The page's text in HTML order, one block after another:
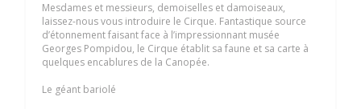
Mesdames et messieurs, demoiselles et damoiseaux,
laissez-nous vous introduire le Cirque. Fantastique source
d’étonnement faisant face à l’impressionnant musée
Georges Pompidou, le Cirque établit sa faune et sa carte à
quelques encablures de la Canopée.
Le géant bariolé